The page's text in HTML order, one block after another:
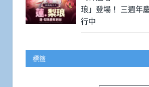
琅」登場！ 三週年
行中
標籤